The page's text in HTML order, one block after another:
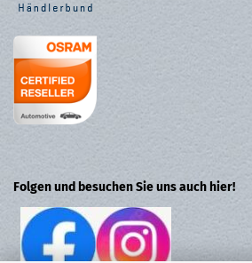
Folgen und besuchen Sie uns auch hier!